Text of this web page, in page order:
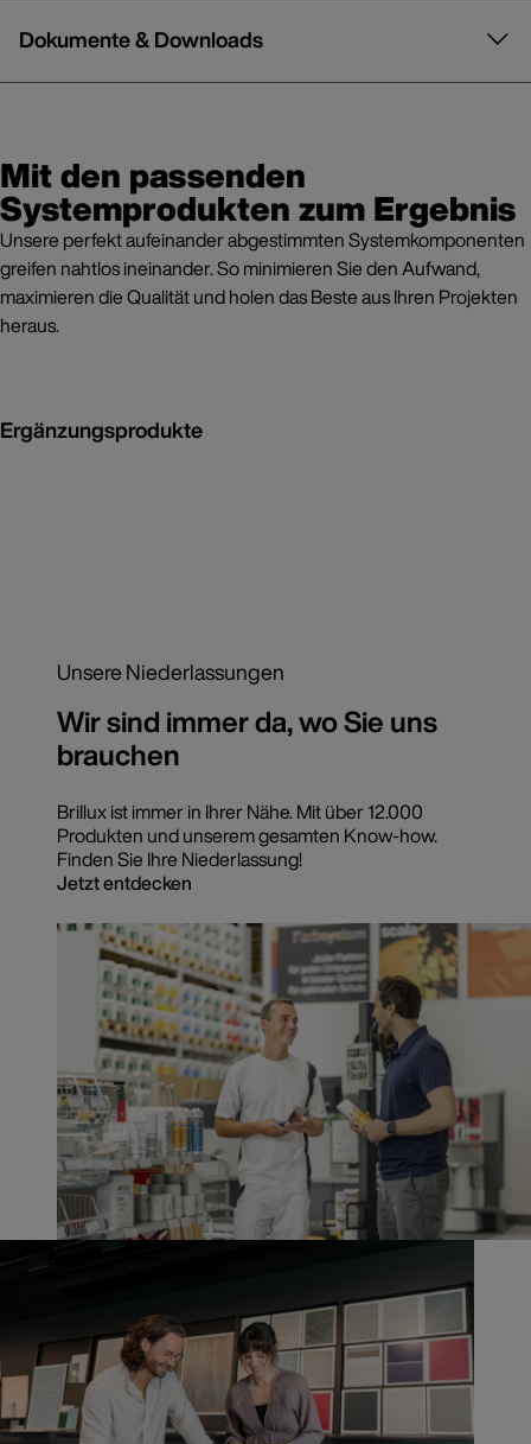
Dokumente & Downloads
Mit den passenden
Systemprodukten zum Ergebnis
Unsere perfekt aufeinander abgestimmten Systemkomponenten
greifen nahtlos ineinander. So minimieren Sie den Aufwand,
maximieren die Qualität und holen das Beste aus Ihren Projekten
heraus.
Ergänzungsprodukte
Unsere Niederlassungen
Wir sind immer da, wo Sie uns
brauchen
Brillux ist immer in Ihrer Nähe. Mit über 12.000
Produkten und unserem gesamten Know-how.
Finden Sie Ihre Niederlassung!
Jetzt entdecken